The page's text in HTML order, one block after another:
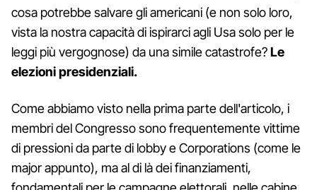
cosa potrebbe salvare gli americani (e non solo loro,
vista la nostra capacità di ispirarci agli Usa solo per le
leggi più vergognose) da una simile catastrofe?Le
elezioni presidenziali.
Come abbiamo visto nella prima parte dell'articolo, i
membri del Congresso sono frequentemente vittime
di pressioni da parte di lobby e Corporations (come le
major appunto), ma al di là dei finanziamenti,